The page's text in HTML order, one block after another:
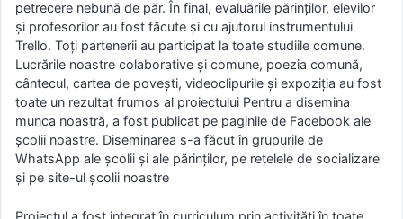
petrecere nebună de păr. În final, evaluările părinților, elevilor
și profesorilor au fost făcute și cu ajutorul instrumentului
Trello. Toți partenerii au participat la toate studiile comune.
Lucrările noastre colaborative și comune, poezia comună,
cântecul, cartea de povești, videoclipurile și expoziția au fost
toate un rezultat frumos al proiectului Pentru a disemina
munca noastră, a fost publicat pe paginile de Facebook ale
școlii noastre. Diseminarea s-a făcut în grupurile de
WhatsApp ale școlii și ale părinților, pe rețelele de socializare
și pe site-ul școlii noastre
Proiectul a fost integrat în curriculum prin activități în toate